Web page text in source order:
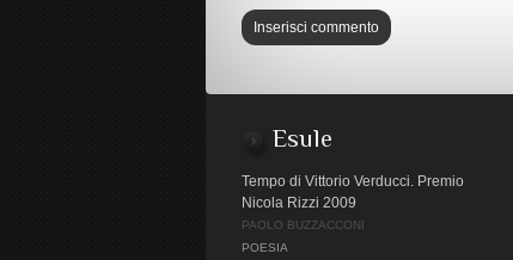
Esule
Tempo di Vittorio Verducci. Premio
Nicola Rizzi 2009
PAOLO BUZZACCONI
POESIA